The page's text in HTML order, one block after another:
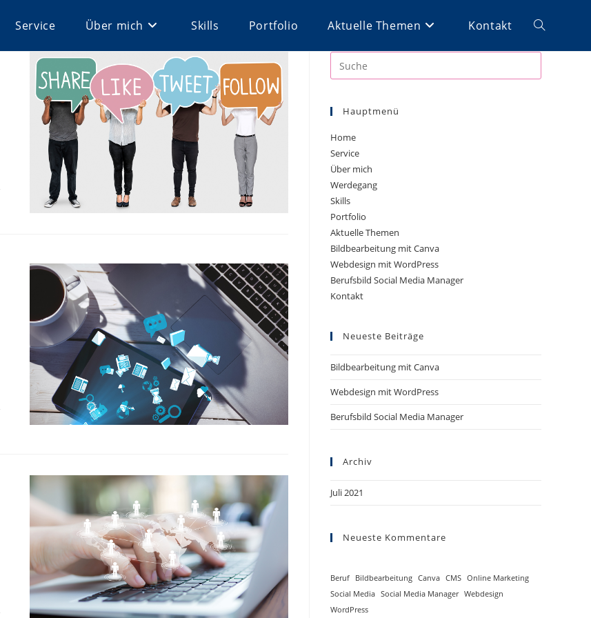
Service Über mich Skills Portfolio Aktuelle Themen Kontakt Toggle
website
Hauptmenü
Home
Service
Über mich
Werdegang
Skills
Portfolio
Aktuelle Themen
Bildbearbeitung mit Canva
Webdesign mit WordPress
Berufsbild Social Media Manager
Kontakt
Neueste Beiträge
Bildbearbeitung mit Canva
Webdesign mit WordPress
Berufsbild Social Media Manager
Archiv
Juli 2021
Neueste Kommentare
Beruf Bildbearbeitung Canva CMS Online Marketing
Social Media Social Media Manager Webdesign
WordPress